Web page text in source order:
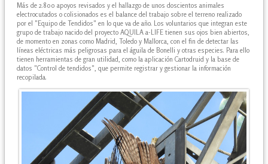
Más de 2.800 apoyos revisados y el hallazgo de unos doscientos animales
electrocutados o colisionados es el balance del trabajo sobre el terreno realizado
por el "Equipo de Tendidos" en lo que va de año. Los voluntarios que integran este
grupo de trabajo nacido del proyecto AQUILA a-LIFE tienen sus ojos bien abiertos,
de momento en zonas como Madrid, Toledo y Mallorca, con el fin de detectar las
líneas eléctricas más peligrosas para el águila de Bonelli y otras especies. Para ello
tienen herramientas de gran utilidad, como la aplicación Cartodruid y la base de
datos "Control de tendidos", que permite registrar y gestionar la información
recopilada.